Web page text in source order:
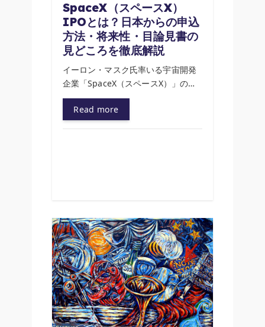
SpaceX（スペースX）
IPOとは？日本からの申込
方法・将来性・目論見書の
見どころを徹底解説
イーロン・マスク氏率いる宇宙開発
企業「SpaceX（スペースX）」の…
Read more